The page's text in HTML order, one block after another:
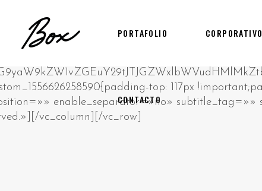
PORTAFOLIO CORPORATIVO
CONTACTO